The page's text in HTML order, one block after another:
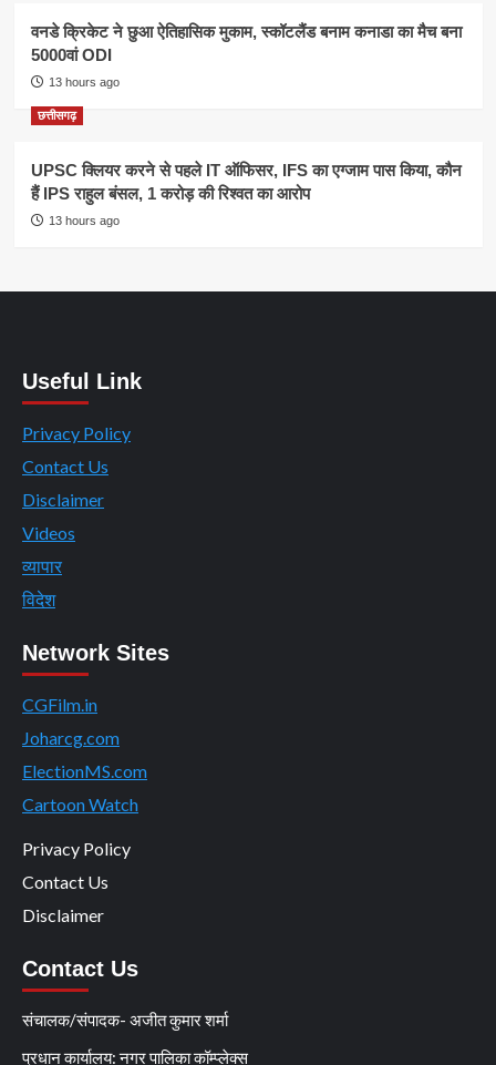
वनडे क्रिकेट ने छुआ ऐतिहासिक मुकाम, स्कॉटलैंड बनाम कनाडा का मैच बना
5000वां ODI
13 hours ago
छत्तीसगढ़
UPSC क्लियर करने से पहले IT ऑफिसर, IFS का एग्जाम पास किया, कौन
हैं IPS राहुल बंसल, 1 करोड़ की रिश्वत का आरोप
13 hours ago
Useful Link
Privacy Policy
Contact Us
Disclaimer
Videos
व्यापार
विदेश
Network Sites
CGFilm.in
Joharcg.com
ElectionMS.com
Cartoon Watch
Privacy Policy
Contact Us
Disclaimer
Contact Us
संचालक/संपादक- अजीत कुमार शर्मा
प्रधान कार्यालय: नगर पालिका कॉम्प्लेक्स